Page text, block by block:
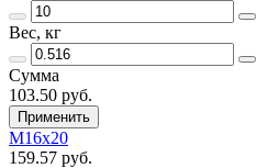
Вес, кг
Сумма
103.50 руб.
Применить
M16х20
159.57 руб.